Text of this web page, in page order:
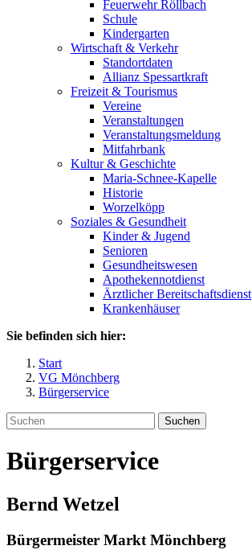
Feuerwehr Röllbach
Schule
Kindergarten
Wirtschaft & Verkehr
Standortdaten
Allianz Spessartkraft
Freizeit & Tourismus
Vereine
Veranstaltungen
Veranstaltungsmeldung
Mitfahrbank
Kultur & Geschichte
Maria-Schnee-Kapelle
Historie
Worzelköpp
Soziales & Gesundheit
Kinder & Jugend
Senioren
Gesundheitswesen
Apothekennotdienst
Ärztlicher Bereitschaftsdienst
Krankenhäuser
Sie befinden sich hier:
Start
VG Mönchberg
Bürgerservice
Suchen
Bürgerservice
Bernd Wetzel
Bürgermeister Markt Mönchberg